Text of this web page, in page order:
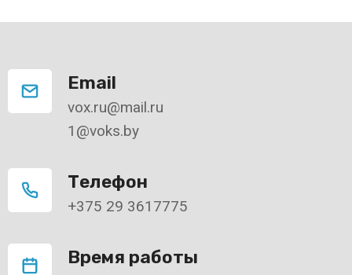
Email
vox.ru@mail.ru
1@voks.by
Телефон
+375 29 3617775
Время работы